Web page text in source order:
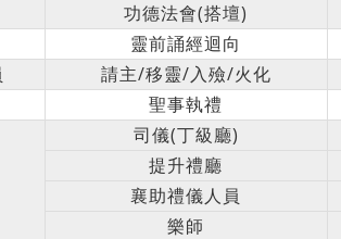
功德法會(搭壇)
靈前誦經迴向
請主/移靈/入殮/火化
聖事執禮
司儀(丁級廳)
提升禮廳
襄助禮儀人員
樂師